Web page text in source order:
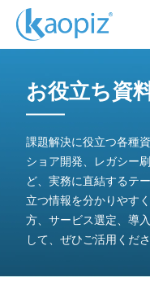
お役立ち資
課題解決に役立つ各種
ショア開発、レガシー
ど、実務に直結するテ
立つ情報を分かりやす
方、サービス選定、導
して、ぜひご活用くださ